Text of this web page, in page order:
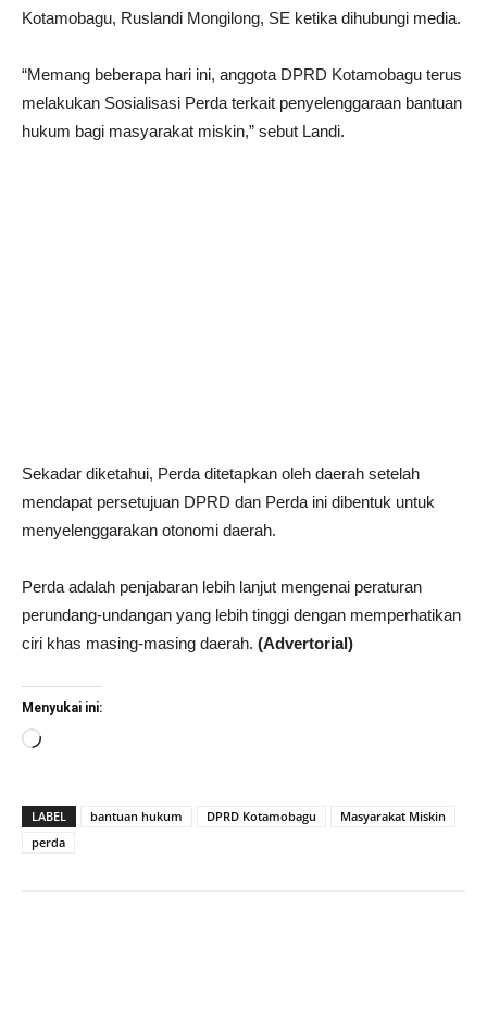
Kotamobagu, Ruslandi Mongilong, SE ketika dihubungi media.
“Memang beberapa hari ini, anggota DPRD Kotamobagu terus
melakukan Sosialisasi Perda terkait penyelenggaraan bantuan
hukum bagi masyarakat miskin,” sebut Landi.
Sekadar diketahui, Perda ditetapkan oleh daerah setelah
mendapat persetujuan DPRD dan Perda ini dibentuk untuk
menyelenggarakan otonomi daerah.
Perda adalah penjabaran lebih lanjut mengenai peraturan
perundang-undangan yang lebih tinggi dengan memperhatikan
ciri khas masing-masing daerah. (Advertorial)
Menyukai ini:
Memuat...
LABEL bantuan hukum DPRD Kotamobagu
Masyarakat Miskin
perda